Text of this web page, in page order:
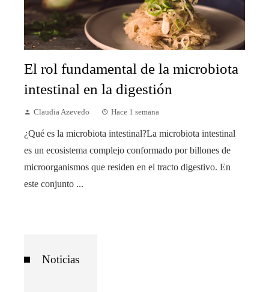
El rol fundamental de la microbiota
intestinal en la digestión
Claudia Azevedo Hace 1 semana
¿Qué es la microbiota intestinal?La microbiota intestinal
es un ecosistema complejo conformado por billones de
microorganismos que residen en el tracto digestivo. En
este conjunto ...
Noticias